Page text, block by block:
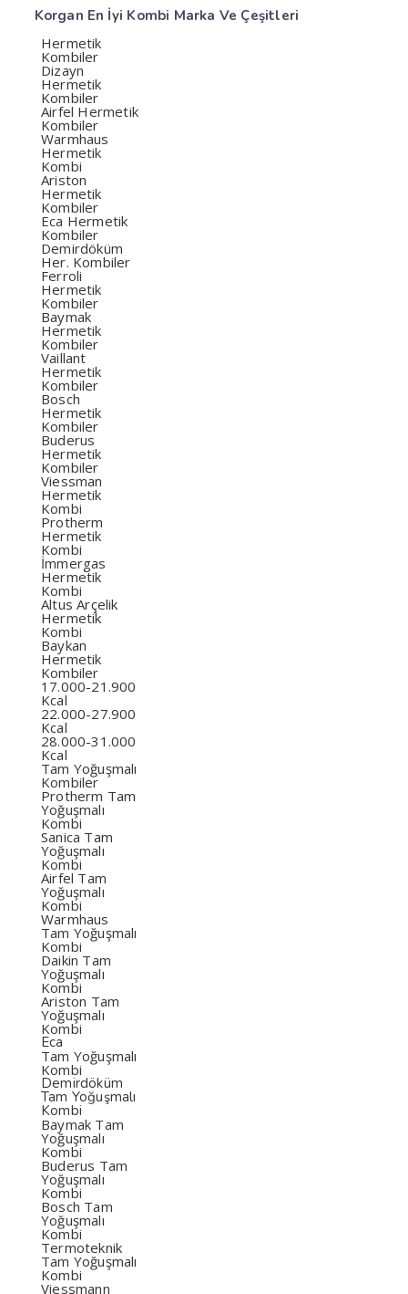
Korgan En İyi Kombi Marka Ve Çeşitleri
Hermetik
Kombiler
Dizayn
Hermetik
Kombiler
Airfel Hermetik
Kombiler
Warmhaus
Hermetik
Kombi
Ariston
Hermetik
Kombiler
Eca Hermetik
Kombiler
Demirdöküm
Her. Kombiler
Ferroli
Hermetik
Kombiler
Baymak
Hermetik
Kombiler
Vaillant
Hermetik
Kombiler
Bosch
Hermetik
Kombiler
Buderus
Hermetik
Kombiler
Viessman
Hermetik
Kombi
Protherm
Hermetik
Kombi
İmmergas
Hermetik
Kombi
Altus Arçelik
Hermetik
Kombi
Baykan
Hermetik
Kombiler
17.000-21.900
Kcal
22.000-27.900
Kcal
28.000-31.000
Kcal
Tam Yoğuşmalı
Kombiler
Protherm Tam
Yoğuşmalı
Kombi
Sanica Tam
Yoğuşmalı
Kombi
Airfel Tam
Yoğuşmalı
Kombi
Warmhaus
Tam Yoğuşmalı
Kombi
Daikin Tam
Yoğuşmalı
Kombi
Ariston Tam
Yoğuşmalı
Kombi
Eca
Tam Yoğuşmalı
Kombi
Demirdöküm
Tam Yoğuşmalı
Kombi
Baymak Tam
Yoğuşmalı
Kombi
Buderus Tam
Yoğuşmalı
Kombi
Bosch Tam
Yoğuşmalı
Kombi
Termoteknik
Tam Yoğuşmalı
Kombi
Viessmann